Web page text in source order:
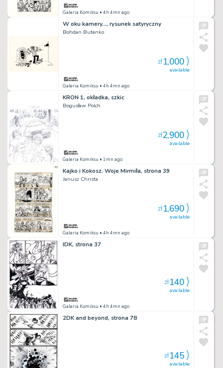
Galeria Komiksu • 4h 4mn ago
W oku kamery…, rysunek satyryczny
Bohdan Butenko
Galeria Komiksu • 4h 4mn ago
available
zł1,000
KRON 1, okładka, szkic
Bogusław Polch
Galeria Komiksu • 1mn ago
available
zł2,900
Kajko i Kokosz. Woje Mirmiła, strona 39
Janusz Christa
Galeria Komiksu • 4h 4mn ago
available
zł1,690
IDK, strona 37
Galeria Komiksu • 4h 4mn ago
available
zł140
2DK and beyond, strona 78
available
zł145